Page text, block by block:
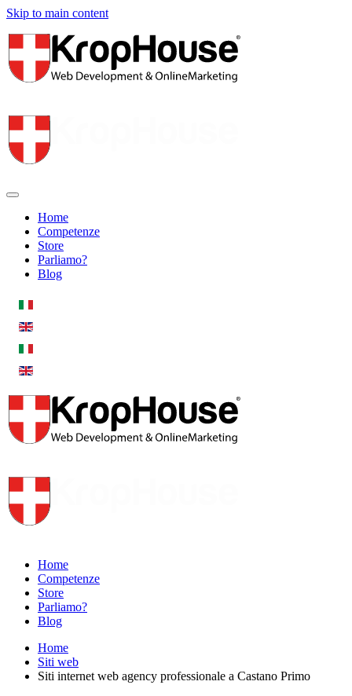
Skip to main content
Home
Competenze
Store
Parliamo?
Blog
Home
Competenze
Store
Parliamo?
Blog
Home
Siti web
Siti internet web agency professionale a Castano Primo